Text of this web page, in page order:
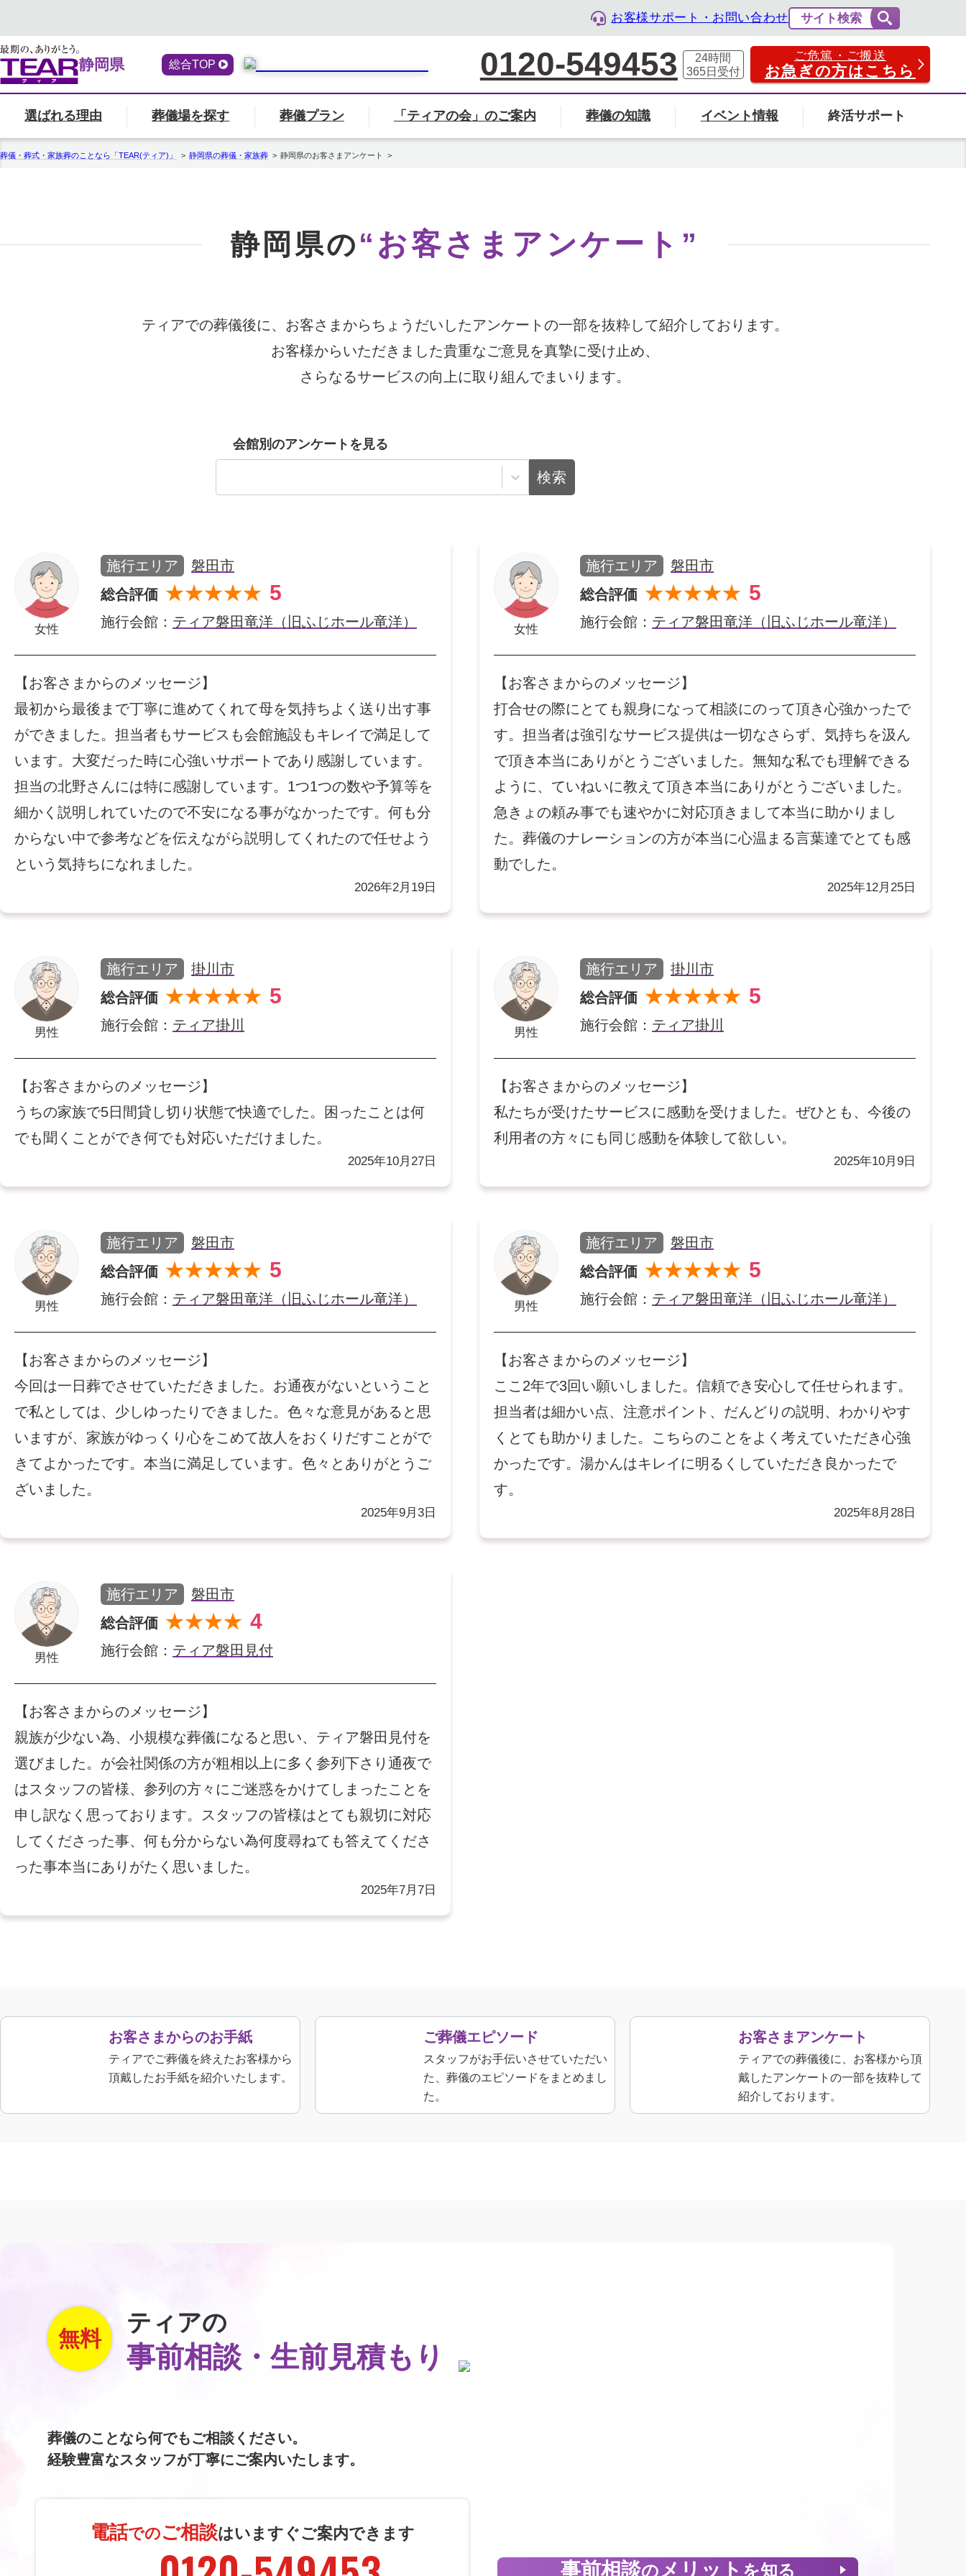
お客様サポート・お問い合わせ サイト検索
静岡県 総合TOP 0120-549453
24時間
365日 受付
ご危篤・ご搬送
お急ぎの方はこちら
選ばれる理由
選ばれる理由一覧へ
エンバーミング
ご利用されたお客様の声
ご葬儀エピソード お客さま アンケート
葬儀場を探す 葬儀プラン 「ティアの会」のご案内
「ティアの会」のご案内「ティアの会」のご案内ページへ
葬儀の知識
喪主・ご遺族の方 家族葬について
イベント情報 終活サポート
終活サービス『トータル・ライフ・デザイン企業』として「終活」をサポート
相談無料
葬儀・葬式・家族葬のことなら「TEAR(ティア)」 静岡県の葬儀・家族葬 静岡県のお客さまアンケート
静岡県の“お客さまアンケート”
ティアでの葬儀後に、お客さまからちょうだいしたアンケートの一部を抜粋して紹介しております。
お客様からいただきました貴重なご意見を真摯に受け止め、
さらなるサービスの向上に取り組んでまいります。
会館別のアンケートを見る
検索
女性
施行エリア
磐田市
総合評価 ★★★★★ 5
施行会館： ティア磐田竜洋（旧ふじホール竜洋）
【お客さまからのメッセージ】
最初から最後まで丁寧に進めてくれて母を気持ちよく送り出す事
ができました。担当者もサービスも会館施設もキレイで満足して
います。大変だった時に心強いサポートであり感謝しています。
担当の北野さんには特に感謝しています。1つ1つの数や予算等を
細かく説明しれていたので不安になる事がなかったです。何も分
からない中で参考などを伝えながら説明してくれたので任せよう
という気持ちになれました。
2026年2月19日
女性
施行エリア
磐田市
総合評価 ★★★★★ 5
施行会館： ティア磐田竜洋（旧ふじホール竜洋）
【お客さまからのメッセージ】
打合せの際にとても親身になって相談にのって頂き心強かったで
す。担当者は強引なサービス提供は一切なさらず、気持ちを汲ん
で頂き本当にありがとうございました。無知な私でも理解できる
ように、ていねいに教えて頂き本当にありがとうございました。
急きょの頼み事でも速やかに対応頂きまして本当に助かりまし
た。葬儀のナレーションの方が本当に心温まる言葉達でとても感
動でした。
2025年12月25日
男性
施行エリア
掛川市
総合評価 ★★★★★ 5
施行会館： ティア掛川
【お客さまからのメッセージ】
うちの家族で5日間貸し切り状態で快適でした。困ったことは何
でも聞くことができ何でも対応いただけました。
2025年10月27日
男性
施行エリア
掛川市
総合評価 ★★★★★ 5
施行会館： ティア掛川
【お客さまからのメッセージ】
私たちが受けたサービスに感動を受けました。ぜひとも、今後の
利用者の方々にも同じ感動を体験して欲しい。
2025年10月9日
男性
施行エリア
磐田市
総合評価 ★★★★★ 5
施行会館： ティア磐田竜洋（旧ふじホール竜洋）
【お客さまからのメッセージ】
今回は一日葬でさせていただきました。お通夜がないということ
で私としては、少しゆったりできました。色々な意見があると思
いますが、家族がゆっくり心をこめて故人をおくりだすことがで
きてよかったです。本当に満足しています。色々とありがとうご
ざいました。
2025年9月3日
男性
施行エリア
磐田市
総合評価 ★★★★★ 5
施行会館： ティア磐田竜洋（旧ふじホール竜洋）
【お客さまからのメッセージ】
ここ2年で3回い願いしました。信頼でき安心して任せられます。
担当者は細かい点、注意ポイント、だんどりの説明、わかりやす
くとても助かりました。こちらのことをよく考えていただき心強
かったです。湯かんはキレイに明るくしていただき良かったで
す。
2025年8月28日
男性
施行エリア
磐田市
総合評価 ★★★★ 4
施行会館： ティア磐田見付
【お客さまからのメッセージ】
親族が少ない為、小規模な葬儀になると思い、ティア磐田見付を
選びました。が会社関係の方が粗相以上に多く参列下さり通夜で
はスタッフの皆様、参列の方々にご迷惑をかけてしまったことを
申し訳なく思っております。スタッフの皆様はとても親切に対応
してくださった事、何も分からない為何度尋ねても答えてくださ
った事本当にありがたく思いました。
2025年7月7日
お客さまからのお手紙
ティアでご葬儀を終えたお客様から
頂戴したお手紙を紹介いたします。
ご葬儀エピソード
スタッフがお手伝いさせていただい
た、葬儀のエピソードをまとめまし
た。
お客さまアンケート
ティアでの葬儀後に、お客様から頂
戴したアンケートの一部を抜粋して
紹介しております。
無料
ティアの
事前相談・生前見積もり
葬儀のことなら何でもご相談ください。
経験豊富なスタッフが丁寧にご案内いたします。
電話でのご相談はいますぐご案内できます
事前相談のメリット を知る